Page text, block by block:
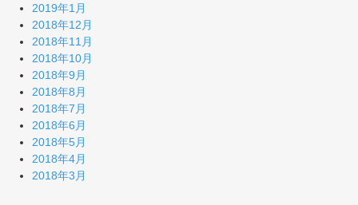
2019年1月
2018年12月
2018年11月
2018年10月
2018年9月
2018年8月
2018年7月
2018年6月
2018年5月
2018年4月
2018年3月